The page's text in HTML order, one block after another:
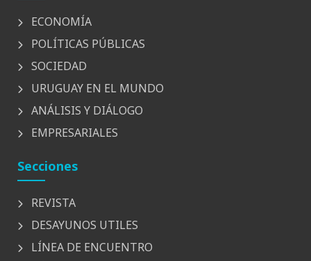
ECONOMÍA
POLÍTICAS PÚBLICAS
SOCIEDAD
URUGUAY EN EL MUNDO
ANÁLISIS Y DIÁLOGO
EMPRESARIALES
Secciones
REVISTA
DESAYUNOS UTILES
LÍNEA DE ENCUENTRO